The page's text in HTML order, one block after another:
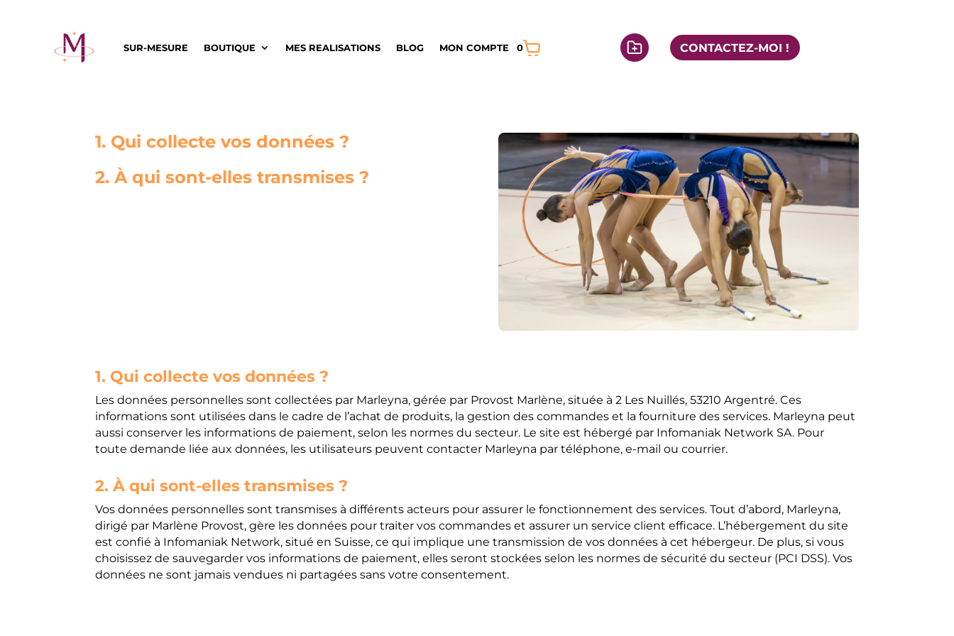
SUR-MESURE BOUTIQUE MES REALISATIONS BLOG MON COMPTE 0 CONTACTEZ-MOI !
1. Qui collecte vos données ?
2. À qui sont-elles transmises ?
1. Qui collecte vos données ?
Les données personnelles sont collectées par Marleyna, gérée par Provost Marlène, située à 2 Les Nuillés, 53210 Argentré. Ces
informations sont utilisées dans le cadre de l’achat de produits, la gestion des commandes et la fourniture des services. Marleyna peut
aussi conserver les informations de paiement, selon les normes du secteur. Le site est hébergé par Infomaniak Network SA. Pour
toute demande liée aux données, les utilisateurs peuvent contacter Marleyna par téléphone, e-mail ou courrier.
2. À qui sont-elles transmises ?
Vos données personnelles sont transmises à différents acteurs pour assurer le fonctionnement des services. Tout d’abord, Marleyna,
dirigé par Marlène Provost, gère les données pour traiter vos commandes et assurer un service client efficace. L’hébergement du site
est confié à Infomaniak Network, situé en Suisse, ce qui implique une transmission de vos données à cet hébergeur. De plus, si vous
choisissez de sauvegarder vos informations de paiement, elles seront stockées selon les normes de sécurité du secteur (PCI DSS). Vos
données ne sont jamais vendues ni partagées sans votre consentement.